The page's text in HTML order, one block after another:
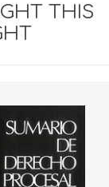
THIS